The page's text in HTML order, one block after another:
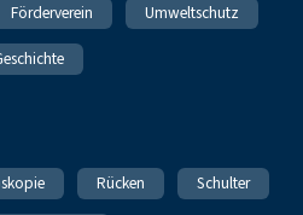
Förderverein Umweltschutz
Rücken Schulter